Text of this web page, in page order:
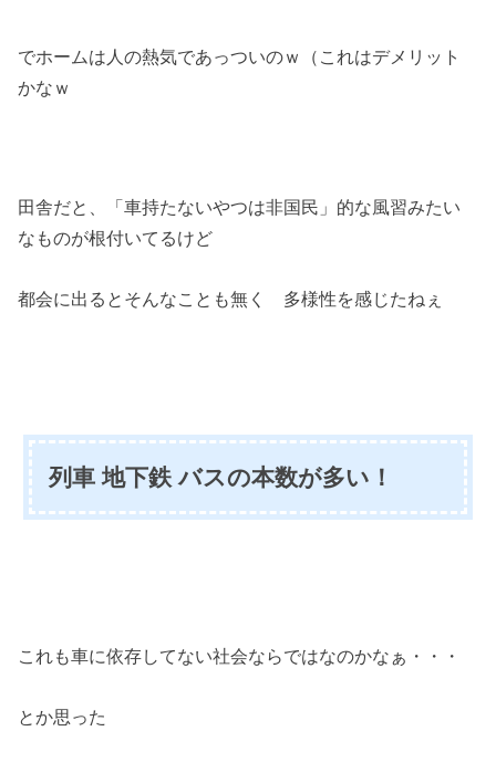
でホームは人の熱気であっついのｗ（これはデメリット
かなｗ
田舎だと、「車持たないやつは非国民」的な風習みたい
なものが根付いてるけど
都会に出るとそんなことも無く 多様性を感じたねぇ
列車 地下鉄 バスの本数が多い！
これも車に依存してない社会ならではなのかなぁ・・・
とか思った